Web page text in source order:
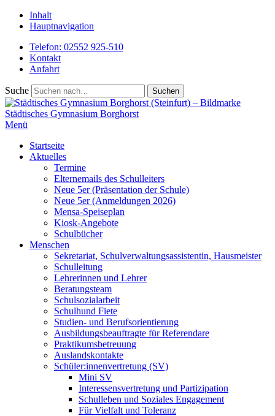
Inhalt
Hauptnavigation
Telefon: 02552 925-510
Kontakt
Anfahrt
Suche
Städtisches Gymnasium Borghorst
Menü
Startseite
Aktuelles
Termine
Elternemails des Schulleiters
Neue 5er (Präsentation der Schule)
Neue 5er (Anmeldungen 2026)
Mensa-Speiseplan
Kiosk-Angebote
Schulbücher
Menschen
Sekretariat, Schulverwaltungsassistentin, Hausmeister
Schulleitung
Lehrerinnen und Lehrer
Beratungsteam
Schulsozialarbeit
Schulhund Fiete
Studien- und Berufsorientierung
Ausbildungsbeauftragte für Referendare
Praktikumsbetreuung
Auslandskontakte
Schüler:innenvertretung (SV)
Mini SV
Interessensvertretung und Partizipation
Schulleben und Soziales Engagement
Für Vielfalt und Toleranz